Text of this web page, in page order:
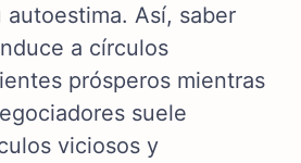
Así, saber
a círculos
prósperos mientras
suele
viciosos y